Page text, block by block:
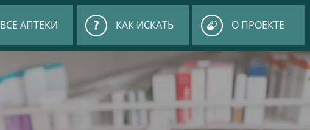
ВСЕ АПТЕКИ КАК ИСКАТЬ О ПРОЕКТЕ